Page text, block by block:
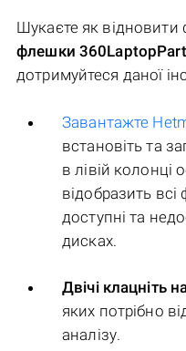
Шукаєте як
флешки
дотримуйтеся даної
Завантажте
встановіть та
в лівій колонці
відобразить всі
доступні та
дисках.
Двічі клацніть
яких потрібно
аналізу.